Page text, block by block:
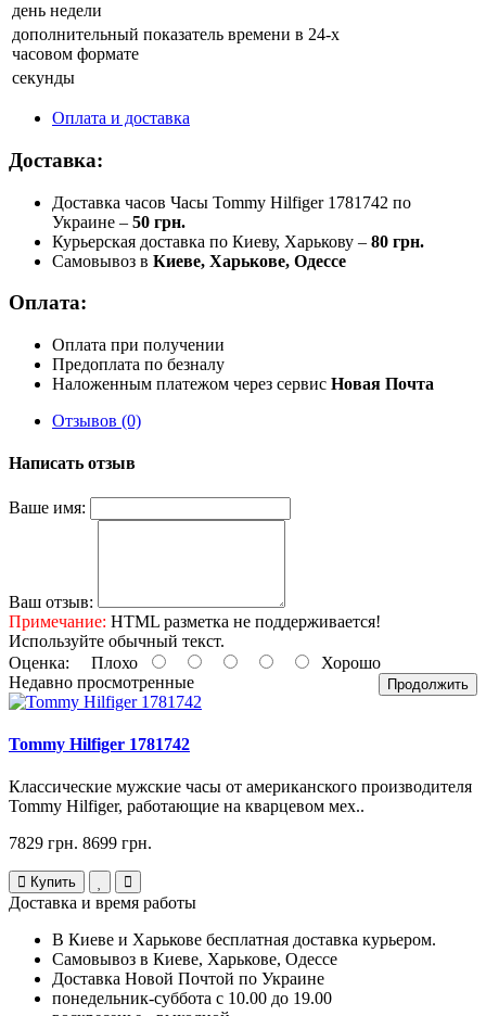
день недели
дополнительный показатель времени в 24-х
часовом формате
секунды
Оплата и доставка
Доставка:
Доставка часов Часы Tommy Hilfiger 1781742 по
Украине – 50 грн.
Курьерская доставка по Киеву, Харькову – 80 грн.
Самовывоз в Киеве, Харькове, Одессе
Оплата:
Оплата при получении
Предоплата по безналу
Наложенным платежом через сервис Новая Почта
Отзывов (0)
Написать отзыв
Ваше имя:
Ваш отзыв:
Примечание: HTML разметка не поддерживается!
Используйте обычный текст.
Оценка: Плохо Хорошо
Продолжить
Недавно просмотренные
Tommy Hilfiger 1781742
Классические мужские часы от американского производителя
Tommy Hilfiger, работающие на кварцевом мех..
7829 грн. 8699 грн.
Купить
Доставка и время работы
В Киеве и Харькове бесплатная доставка курьером.
Самовывоз в Киеве, Харькове, Одессе
Доставка Новой Почтой по Украине
понедельник-суббота с 10.00 до 19.00